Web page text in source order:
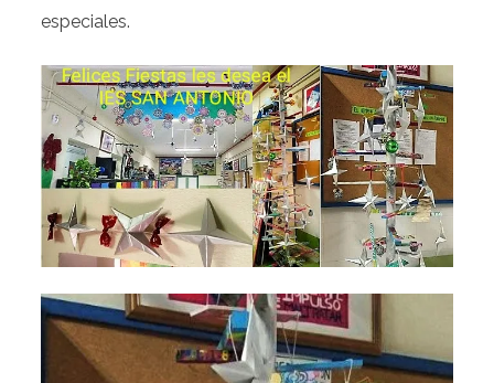
especiales.